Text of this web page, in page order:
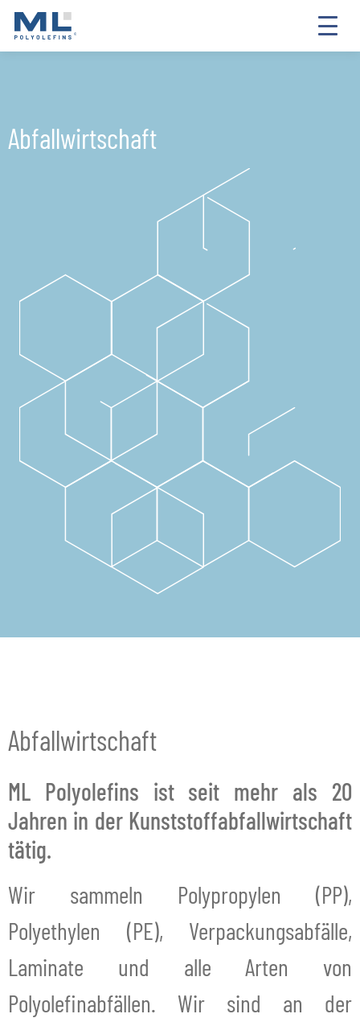
Abfallwirtschaft
Abfallwirtschaft
ML Polyolefins ist seit mehr als 20
Jahren in der Kunststoffabfallwirtschaft
tätig.
Wir sammeln Polypropylen (PP),
Polyethylen (PE), Verpackungsabfälle,
Laminate und alle Arten von
Polyolefinabfällen. Wir sind an der